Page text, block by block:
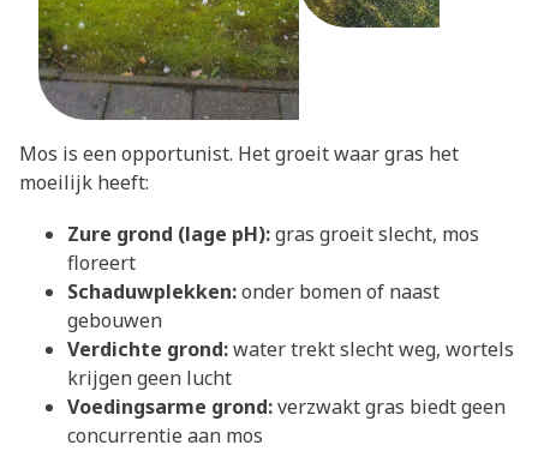
Mos is een opportunist. Het groeit waar gras het
moeilijk heeft:
Zure grond (lage pH):gras groeit slecht, mos
floreert
Schaduwplekken:onder bomen of naast
gebouwen
Verdichte grond:water trekt slecht weg, wortels
krijgen geen lucht
Voedingsarme grond:verzwakt gras biedt geen
concurrentie aan mos